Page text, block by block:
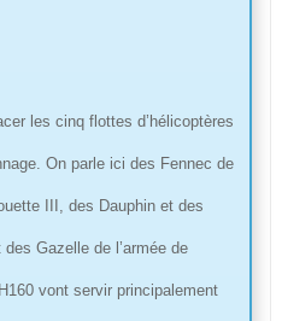
les cinq flottes d’hélicoptères
On parle ici des Fennec de
III, des Dauphin et des
Gazelle de l’armée de
vont servir principalement